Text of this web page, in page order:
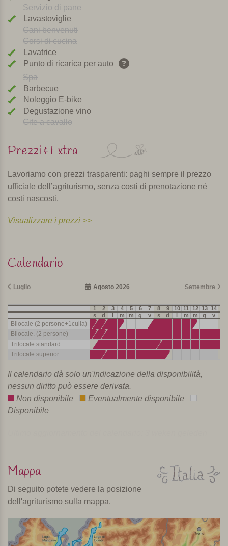
Servizio di pane
Lavastoviglie
Cani benvenuti
Corsi di cucina
Lavatrice
Punto di ricarica per auto
Spa
Barbecue
Noleggio E-bike
Degustazione vino
Gite a cavallo
Prezzi & Extra
Lavoriamo con prezzi trasparenti: paghi sempre il prezzo
ufficiale dell’agriturismo, senza costi di prenotazione né
costi nascosti.
Visualizzare i prezzi >>
Calendario
Luglio Agosto 2026 Settembre
1 2 3 4 5 6 7 8 9 10 11 12 13 14
s
d l m m g v s d l m m g v
Bilocale (2 persone+1culla)
Bilocale. (2 persone)
Trilocale standard
Trilocale superior
Il calendario dà solo un'indicazione della disponibilità,
nessun diritto può essere derivata.
Non disponibile
Eventualmente disponibile
Disponibile
Mappa
Di seguito potete vedere la posizione
dell'agriturismo sulla mappa.